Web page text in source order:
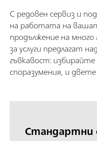
С редовен сервиз и
на работата на
продължение на
за услуги предлагат
гъвкавост:
споразумения, и
Стандартни